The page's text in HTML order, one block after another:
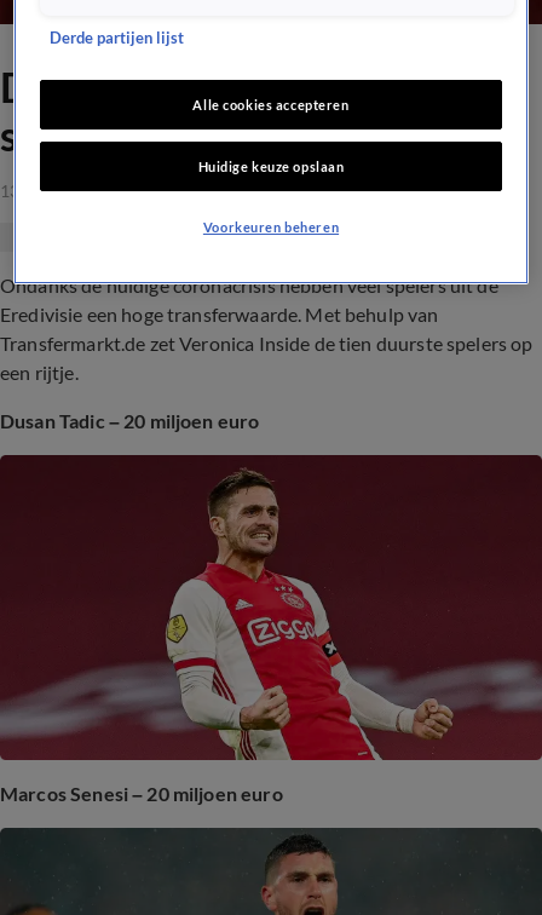
Dit zijn de tien duurste
spelers uit de Eredivisie
13 mrt 2021, 20:27
Ondanks de huidige coronacrisis hebben veel spelers uit de
Eredivisie een hoge transferwaarde. Met behulp van
Transfermarkt.de zet Veronica Inside de tien duurste spelers op
een rijtje.
Dusan Tadic – 20 miljoen euro
Marcos Senesi – 20 miljoen euro
Derde partijen lijst
Alle cookies accepteren
Huidige keuze opslaan
Voorkeuren beheren